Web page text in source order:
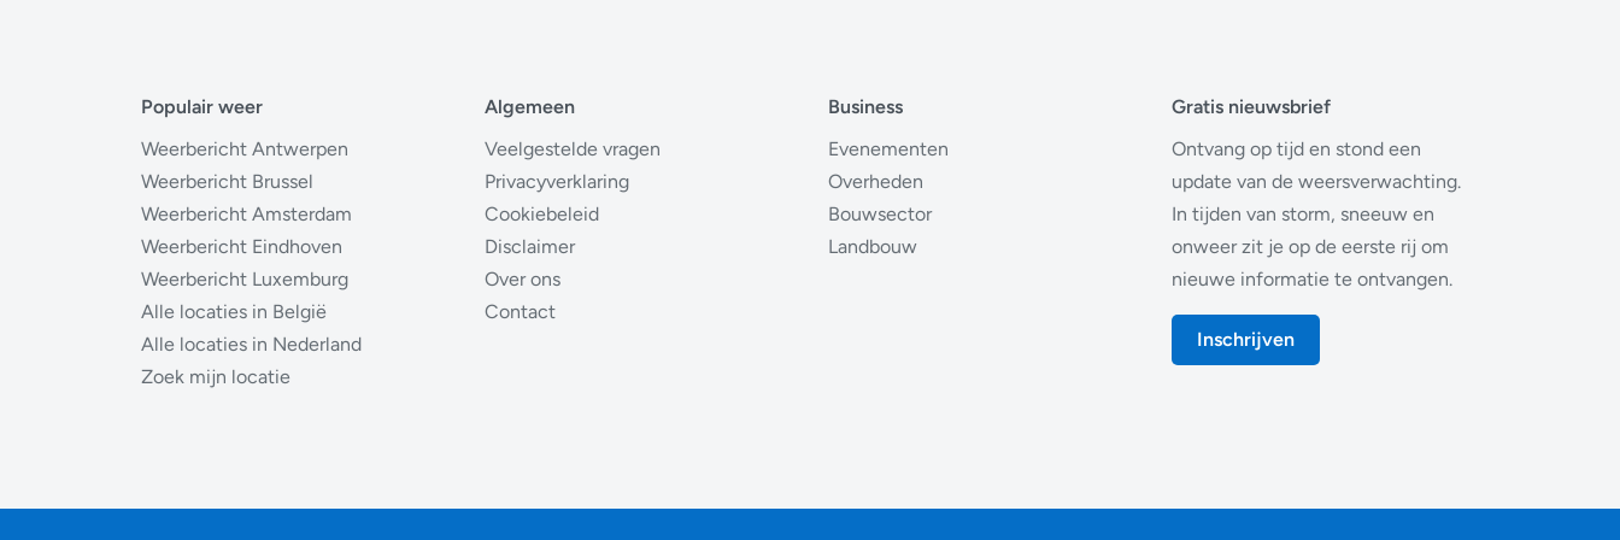
Populair weer
Weerbericht Antwerpen
Weerbericht Brussel
Weerbericht Amsterdam
Weerbericht Eindhoven
Weerbericht Luxemburg
Alle locaties in België
Alle locaties in Nederland
Zoek mijn locatie
Algemeen
Veelgestelde vragen
Privacyverklaring
Cookiebeleid
Disclaimer
Over ons
Contact
Business
Evenementen
Overheden
Bouwsector
Landbouw
Gratis nieuwsbrief
Ontvang op tijd en stond een
update van de weersverwachting.
In tijden van storm, sneeuw en
onweer zit je op de eerste rij om
nieuwe informatie te ontvangen.
Inschrijven